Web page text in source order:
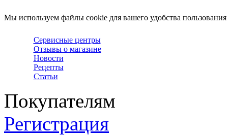
Мы используем файлы cookie для вашего удобства
Сервисные центры
Отзывы о магазине
Новости
Рецепты
Статьи
Покупателям
Регистрация